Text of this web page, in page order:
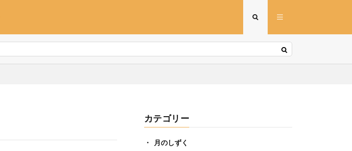
カテゴリー
月のしずく